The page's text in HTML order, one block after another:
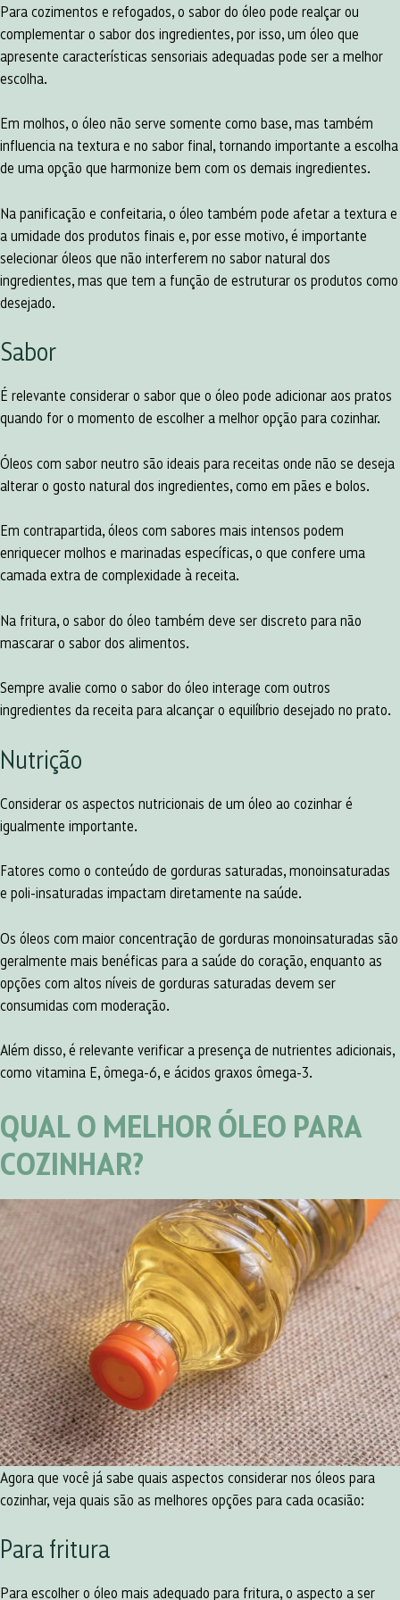
Para cozimentos e refogados, o sabor do óleo pode realçar ou
complementar o sabor dos ingredientes, por isso, um óleo que
apresente características sensoriais adequadas pode ser a melhor
escolha.
Em molhos, o óleo não serve somente como base, mas também
influencia na textura e no sabor final, tornando importante a escolha
de uma opção que harmonize bem com os demais ingredientes.
Na panificação e confeitaria, o óleo também pode afetar a textura e
a umidade dos produtos finais e, por esse motivo, é importante
selecionar óleos que não interferem no sabor natural dos
ingredientes, mas que tem a função de estruturar os produtos como
desejado.
Sabor
É relevante considerar o sabor que o óleo pode adicionar aos pratos
quando for o momento de escolher a melhor opção para cozinhar.
Óleos com sabor neutro são ideais para receitas onde não se deseja
alterar o gosto natural dos ingredientes, como em pães e bolos.
Em contrapartida, óleos com sabores mais intensos podem
enriquecer molhos e marinadas específicas, o que confere uma
camada extra de complexidade à receita.
Na fritura, o sabor do óleo também deve ser discreto para não
mascarar o sabor dos alimentos.
Sempre avalie como o sabor do óleo interage com outros
ingredientes da receita para alcançar o equilíbrio desejado no prato.
Nutrição
Considerar os aspectos nutricionais de um óleo ao cozinhar é
igualmente importante.
Fatores como o conteúdo de gorduras saturadas, monoinsaturadas
e poli-insaturadas impactam diretamente na saúde.
Os óleos com maior concentração de gorduras monoinsaturadas são
geralmente mais benéficas para a saúde do coração, enquanto as
opções com altos níveis de gorduras saturadas devem ser
consumidas com moderação.
Além disso, é relevante verificar a presença de nutrientes adicionais,
como vitamina E, ômega-6, e ácidos graxos ômega-3.
QUAL O MELHOR ÓLEO PARA
COZINHAR?
Agora que você já sabe quais aspectos considerar nos óleos para
cozinhar, veja quais são as melhores opções para cada ocasião:
Para fritura
Para escolher o óleo mais adequado para fritura, o aspecto a ser